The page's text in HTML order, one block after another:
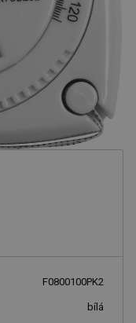
F0800100PK2
bílá